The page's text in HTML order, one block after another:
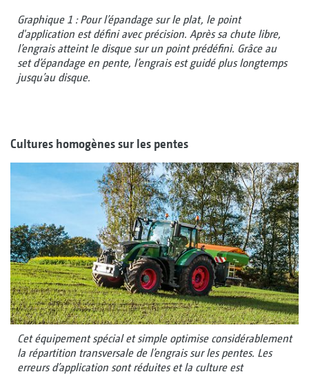
Graphique 1 : Pour l’épandage sur le plat, le point
d'application est défini avec précision. Après sa chute libre,
l’engrais atteint le disque sur un point prédéfini. Grâce au
set d’épandage en pente, l’engrais est guidé plus longtemps
jusqu’au disque.
Cultures homogènes sur les pentes
Cet équipement spécial et simple optimise considérablement
la répartition transversale de l’engrais sur les pentes. Les
erreurs d’application sont réduites et la culture est